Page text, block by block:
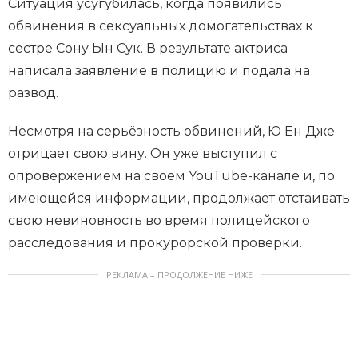
Ситуация усугубилась, когда появились
обвинения в сексуальных домогательствах к
сестре Сону Ын Сук. В результате актриса
написала заявление в полицию и подала на
развод.
Несмотря на серьёзность обвинений, Ю Ён Дже
отрицает свою вину. Он уже выступил с
опровержением на своём YouTube-канале и, по
имеющейся информации, продолжает отстаивать
свою невиновность во время полицейского
расследования и прокурорской проверки.
РЕКЛАМА – ПРОДОЛЖЕНИЕ НИЖЕ